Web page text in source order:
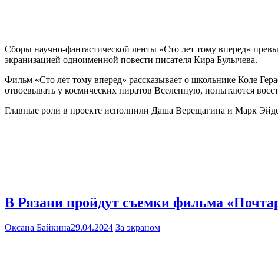
Сборы научно-фантастической ленты «Сто лет тому вперед»
экранизацией одноименной повести писателя Кира Булычева.
Фильм «Сто лет тому вперед» рассказывает о школьнике Коле
отвоевывать у космических пиратов Вселенную, попытаются
Главные роли в проекте исполнили Даша Верещагина и Марк
В Рязани пройдут съемки фильма
Оксана Байкина29.04.2024 За экраном